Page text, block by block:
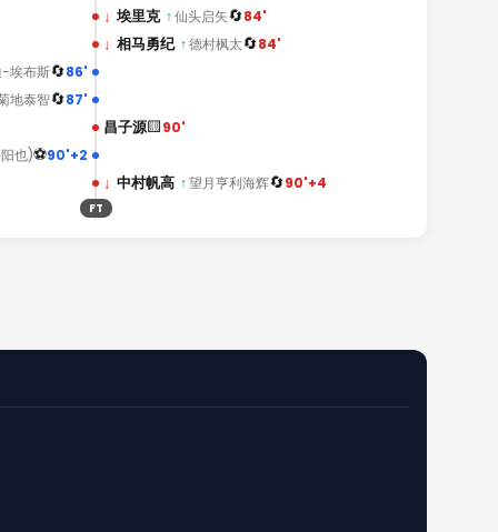
↓ 埃里克 ↑仙头启矢🔄84'
↓ 相马勇纪 ↑德村枫太🔄84'
86'
🔄
埃布斯
87'
🔄
地泰智
昌子源🟨90'
90'+2
⚽
也)
↓ 中村帆高 ↑望月亨利海辉🔄90'+4
FT